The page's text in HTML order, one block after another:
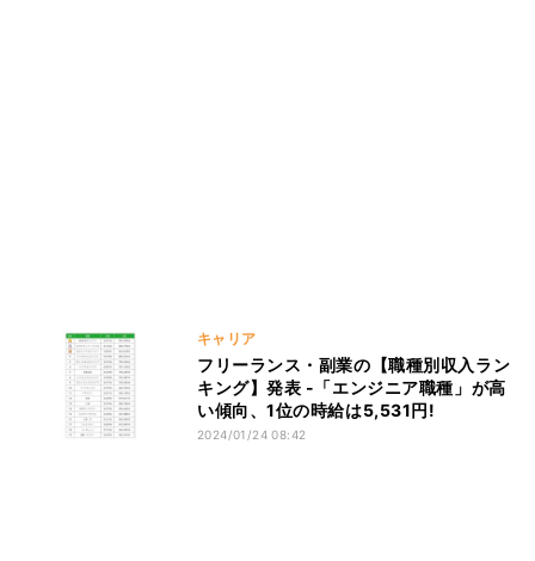
キャリア
フリーランス・副業の【職種別収入ラン
キング】発表 -「エンジニア職種」が高
い傾向、1位の時給は5,531円!
2024/01/24 08:42